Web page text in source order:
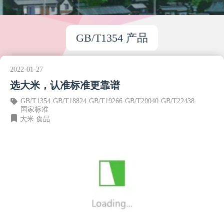
GB/T1354 产品
2022-01-27
选大米，认准标准更靠谱
GB/T1354 GB/T18824 GB/T19266 GB/T20040 GB/T22438
国家标准
大米 食品